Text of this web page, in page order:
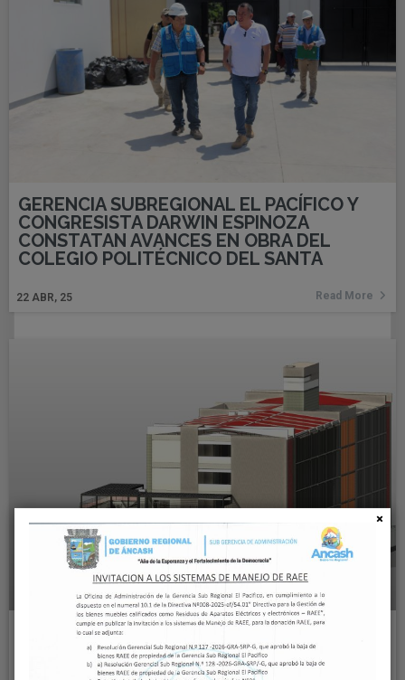
GERENCIA SUBREGIONAL EL PACÍFICO Y
CONGRESISTA DARWIN ESPINOZA
CONSTATAN AVANCES EN OBRA DEL
COLEGIO POLITÉCNICO DEL SANTA
22 ABR, 25 Read More
GOBIERNO REGIONAL DE ÁNCASH
CONVOCA MILLONARIA LICITACIÓN
PÚBLICA PARA MODERNIZAR INSTITUTO